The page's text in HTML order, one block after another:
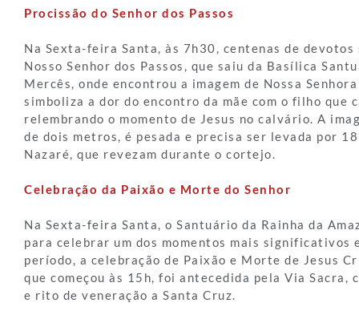
Procissão do Senhor dos Passos
Na Sexta-feira Santa, às 7h30, centenas de devotos
Nosso Senhor dos Passos, que saiu da Basílica
Mercês, onde encontrou a imagem de Nossa
simboliza a dor do encontro da mãe com o filho que
relembrando o momento de Jesus no calvário. A
de dois metros, é pesada e precisa ser levada por
Nazaré, que revezam durante o cortejo.
Celebração da Paixão e Morte do Senhor
Na Sexta-feira Santa, o Santuário da Rainha da
para celebrar um dos momentos mais significativos
período, a celebração de Paixão e Morte de Jesus
que começou às 15h, foi antecedida pela Via Sacra,
e rito de veneração a Santa Cruz.